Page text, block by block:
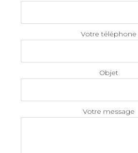
Votre téléphone
Objet
Votre message